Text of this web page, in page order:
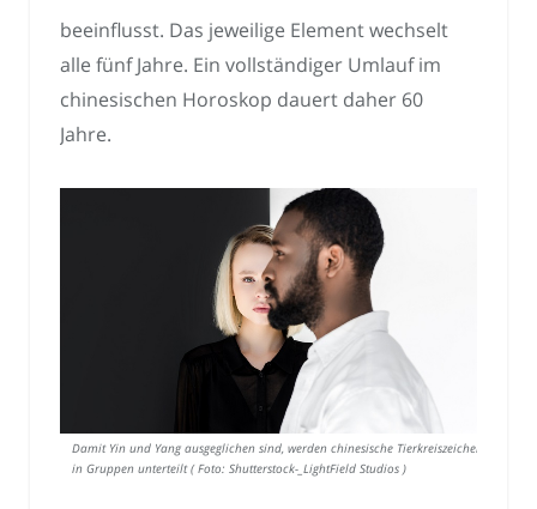
beeinflusst. Das jeweilige Element wechselt
alle fünf Jahre. Ein vollständiger Umlauf im
chinesischen Horoskop dauert daher 60
Jahre.
Damit Yin und Yang ausgeglichen sind, werden chinesische Tierkreiszeichen
in Gruppen unterteilt ( Foto: Shutterstock-_LightField Studios )